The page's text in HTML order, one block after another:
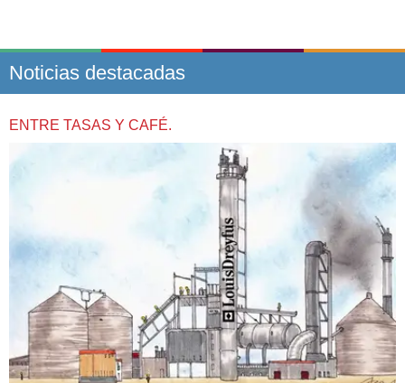
Noticias destacadas
ENTRE TASAS Y CAFÉ.